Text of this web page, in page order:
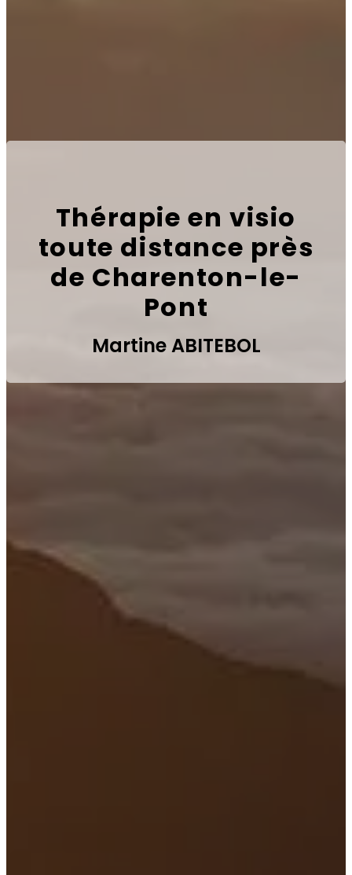
Thérapie en visio
toute distance près
de Charenton-le-
Pont
Martine ABITEBOL